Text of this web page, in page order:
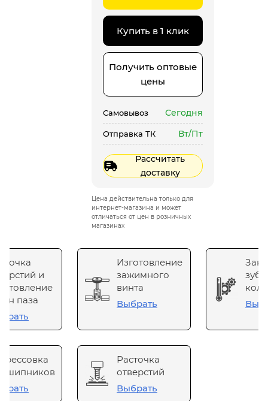
Купить в 1 клик
Получить оптовые
цены
Самовывоз Сегодня
Отправка ТК Вт/Пт
Рассчитать
доставку
Цена действительна только для
интернет-магазина и может
отличаться от цен в розничных
магазинах
и
паза
Изготовление
зажимного
винта
Выбрать
Расточка
отверстий
Выбрать